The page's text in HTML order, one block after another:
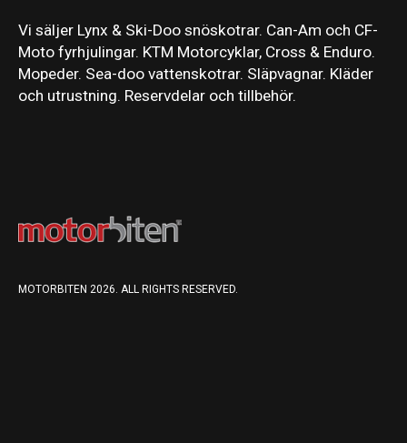
Vi säljer Lynx & Ski-Doo snöskotrar. Can-Am och CF-
Moto fyrhjulingar. KTM Motorcyklar, Cross & Enduro.
Mopeder. Sea-doo vattenskotrar. Släpvagnar. Kläder
och utrustning. Reservdelar och tillbehör.
MOTORBITEN 2026. ALL RIGHTS RESERVED.